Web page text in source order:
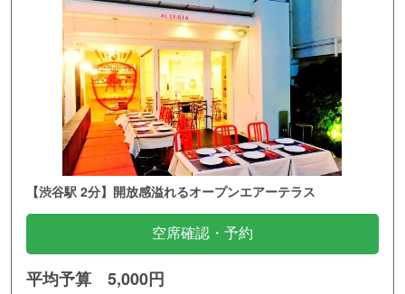
【渋谷駅 2分】開放感溢れるオープンエアーテラス
空席確認・予約
平均予算 5,000円